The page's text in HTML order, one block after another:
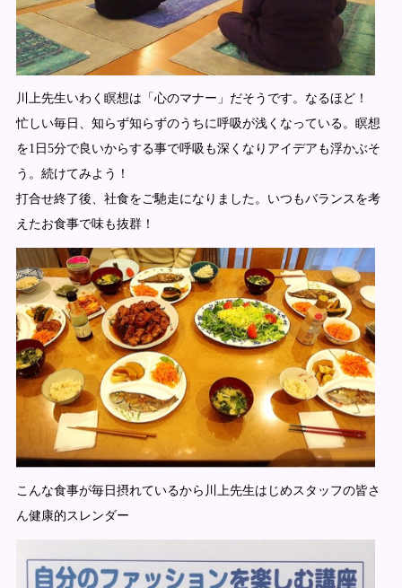
川上先生いわく瞑想は「心のマナー」だそうです。なるほど！
忙しい毎日、知らず知らずのうちに呼吸が浅くなっている。瞑想
を1日5分で良いからする事で呼吸も深くなりアイデアも浮かぶそ
う。続けてみよう！
打合せ終了後、社食をご馳走になりました。いつもバランスを考
えたお食事で味も抜群！
こんな食事が毎日摂れているから川上先生はじめスタッフの皆さ
ん健康的スレンダー